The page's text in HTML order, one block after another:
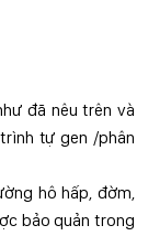
đã nêu trên và
tự gen /phân
hô hấp, đờm,
bảo quản trong